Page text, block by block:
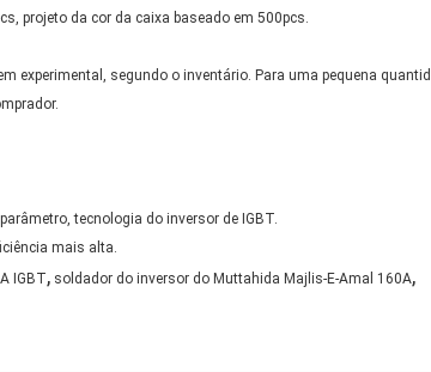
projeto da cor da caixa baseado em 500pcs.
experimental, segundo o inventário. Para uma pequena
tecnologia do inversor de IGBT.
mais alta.
IGBT, soldador do inversor do Muttahida Majlis-E-Amal 160A,